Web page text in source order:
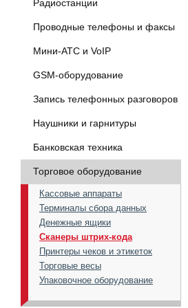
Радиостанции
Проводные телефоны и факсы
Мини-АТС и VoIP
GSM-оборудование
Запись телефонных разговоров
Наушники и гарнитуры
Банковская техника
Торговое оборудование
Кассовые аппараты
Терминалы сбора данных
Денежные ящики
Сканеры штрих-кода
Принтеры чеков и этикеток
Торговые весы
Упаковочное оборудование